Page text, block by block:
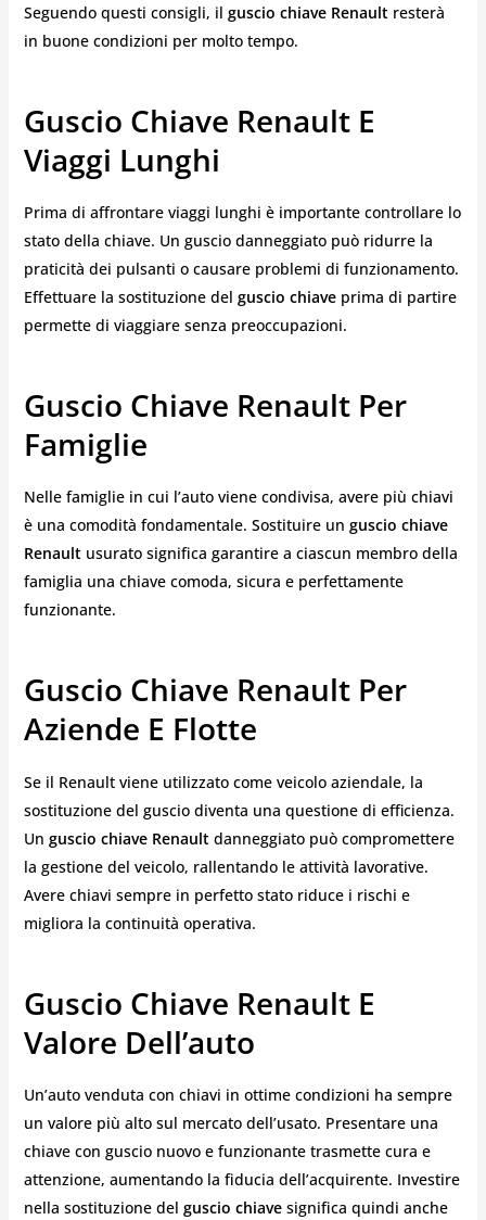
Seguendo questi consigli, il guscio chiave Renaultresterà
in buone condizioni per molto tempo.
Guscio Chiave Renault E
Viaggi Lunghi
Prima di affrontare viaggi lunghi è importante controllare lo
stato della chiave. Un guscio danneggiato può ridurre la
praticità dei pulsanti o causare problemi di funzionamento.
Effettuare la sostituzione del guscio chiave prima di partire
permette di viaggiare senza preoccupazioni.
Guscio Chiave Renault Per
Famiglie
Nelle famiglie in cui l’auto viene condivisa, avere più chiavi
è una comodità fondamentale. Sostituire un guscio chiave
Renaultusurato significa garantire a ciascun membro della
famiglia una chiave comoda, sicura e perfettamente
funzionante.
Guscio Chiave Renault Per
Aziende E Flotte
Se il Renault viene utilizzato come veicolo aziendale, la
sostituzione del guscio diventa una questione di efficienza.
Un guscio chiave Renaultdanneggiato può compromettere
la gestione del veicolo, rallentando le attività lavorative.
Avere chiavi sempre in perfetto stato riduce i rischi e
migliora la continuità operativa.
Guscio Chiave Renault E
Valore Dell’auto
Un’auto venduta con chiavi in ottime condizioni ha sempre
un valore più alto sul mercato dell’usato. Presentare una
chiave con guscio nuovo e funzionante trasmette cura e
attenzione, aumentando la fiducia dell’acquirente. Investire
nella sostituzione del guscio chiavesignifica quindi anche